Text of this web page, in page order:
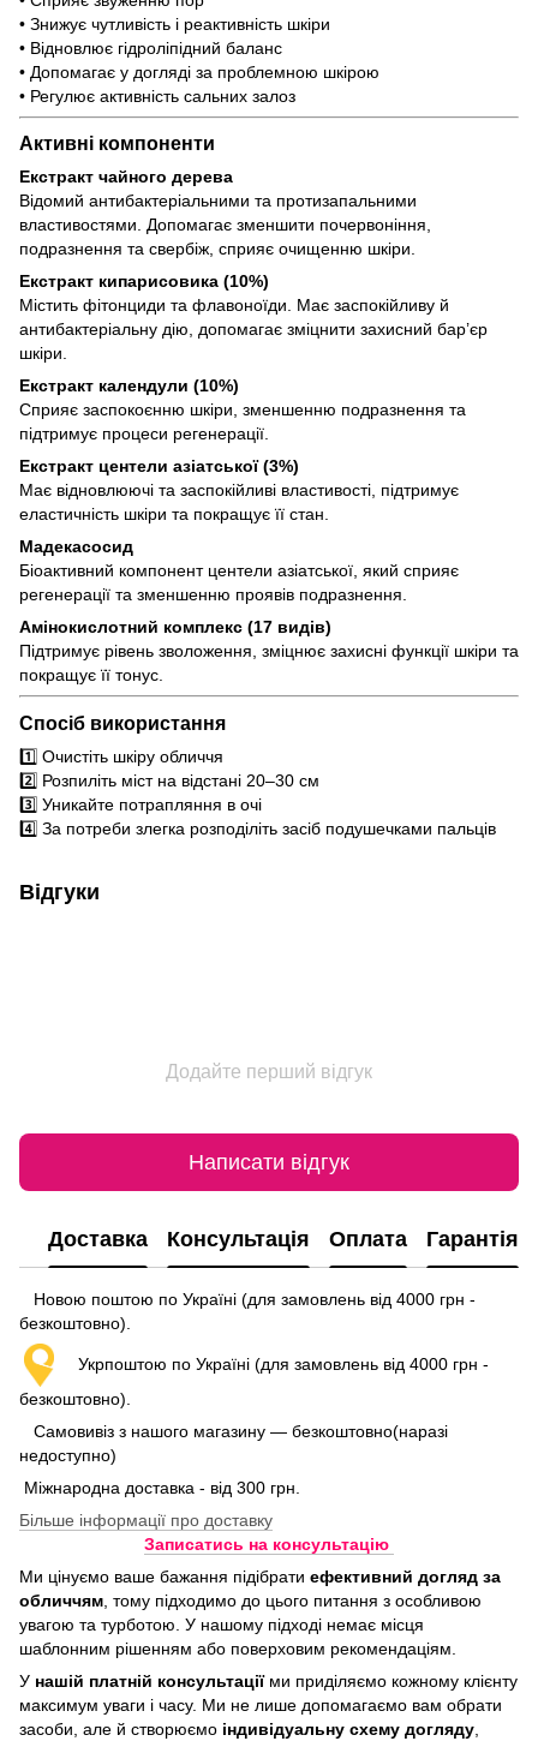
• Знижує чутливість і реактивність шкіри
• Відновлює гідроліпідний баланс
• Допомагає у догляді за проблемною шкірою
• Регулює активність сальних залоз
Активні компоненти
Екстракт чайного дерева
Відомий антибактеріальними та протизапальними
властивостями. Допомагає зменшити почервоніння,
подразнення та свербіж, сприяє очищенню шкіри.
Екстракт кипарисовика (10%)
Містить фітонциди та флавоноїди. Має заспокійливу й
антибактеріальну дію, допомагає зміцнити захисний бар’єр
шкіри.
Екстракт календули (10%)
Сприяє заспокоєнню шкіри, зменшенню подразнення та
підтримує процеси регенерації.
Екстракт центели азіатської (3%)
Має відновлюючі та заспокійливі властивості, підтримує
еластичність шкіри та покращує її стан.
Мадекасосид
Біоактивний компонент центели азіатської, який сприяє
регенерації та зменшенню проявів подразнення.
Амінокислотний комплекс (17 видів)
Підтримує рівень зволоження, зміцнює захисні функції шкіри та
покращує її тонус.
Спосіб використання
1️⃣ Очистіть шкіру обличчя
2️⃣ Розпиліть міст на відстані 20–30 см
3️⃣ Уникайте потрапляння в очі
4️⃣ За потреби злегка розподіліть засіб подушечками пальців
Відгуки
Додайте перший відгук
Написати відгук
Доставка Консультація Оплата Гарантія
Новою поштою по Україні (для замовлень від 4000 грн -
безкоштовно).
Укрпоштою по Україні (для замовлень від 4000 грн -
безкоштовно).
Самовивіз з нашого магазину — безкоштовно(наразі
недоступно)
Міжнародна доставка - від 300 грн.
Більше інформації про доставку
Записатись на консультацію
Ми цінуємо ваше бажання підібрати ефективний догляд за
обличчям, тому підходимо до цього питання з особливою
увагою та турботою. У нашому підході немає місця
шаблонним рішенням або поверховим рекомендаціям.
У нашій платній консультаціїми приділяємо кожному клієнту
максимум уваги і часу. Ми не лише допомагаємо вам обрати
засоби, але й створюємо індивідуальну схему догляду,